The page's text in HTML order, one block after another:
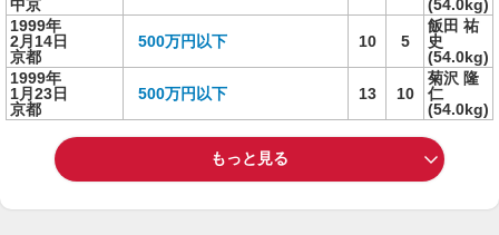
中京
(54.0kg)
1999年
2月14日
京都
500万円以下 10 5
飯田 祐
史
(54.0kg)
1999年
1月23日
京都
500万円以下 13 10
菊沢 隆
仁
(54.0kg)
もっと見る